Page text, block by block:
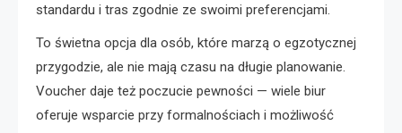
standardu i tras zgodnie ze swoimi preferencjami.
To świetna opcja dla osób, które marzą o egzotycznej
przygodzie, ale nie mają czasu na długie planowanie.
Voucher daje też poczucie pewności — wiele biur
oferuje wsparcie przy formalnościach i możliwość